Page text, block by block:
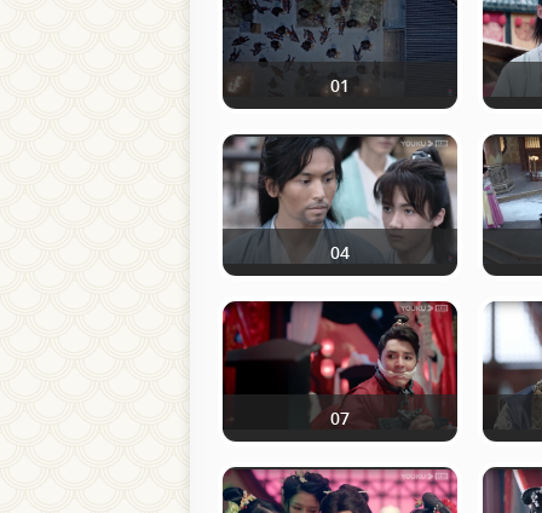
01
04
07